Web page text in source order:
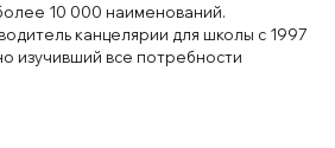
10 000 наименований.
канцелярии для школы с 1997
изучивший все потребности